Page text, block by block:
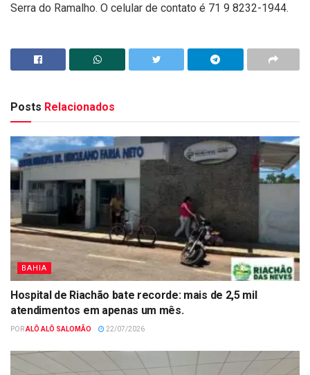
Serra do Ramalho. O celular de contato é 71 9 8232-1944.
Posts Relacionados
BAHIA
Hospital de Riachão bate recorde: mais de 2,5 mil
atendimentos em apenas um mês.
PORALÔ ALÔ SALOMÃO 22/07/2026